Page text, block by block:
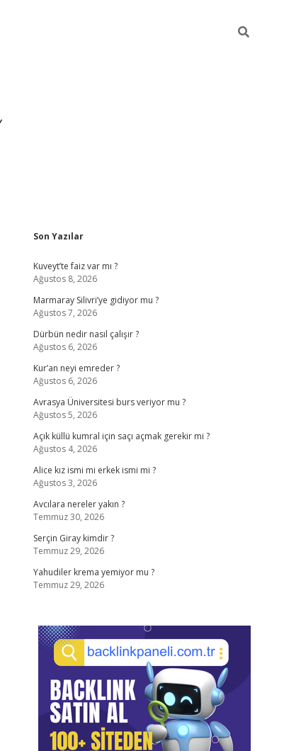
Sidebar
Son Yazılar
Kuveyt’te faiz var mı ?
Ağustos 8, 2026
Marmaray Silivri’ye gidiyor mu ?
Ağustos 7, 2026
Dürbün nedir nasıl çalışır ?
Ağustos 6, 2026
Kur’an neyi emreder ?
Ağustos 6, 2026
Avrasya Üniversitesi burs veriyor mu ?
Ağustos 5, 2026
Açık küllü kumral için saçı açmak gerekir mi ?
Ağustos 4, 2026
Alice kız ismi mi erkek ismi mi ?
Ağustos 3, 2026
Avcılara nereler yakın ?
Temmuz 30, 2026
Serçin Giray kimdir ?
Temmuz 29, 2026
Yahudiler krema yemiyor mu ?
Temmuz 29, 2026